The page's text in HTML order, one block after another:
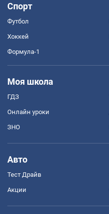
Спорт
Футбол
Хоккей
Формула-1
Моя школа
ГДЗ
Онлайн уроки
ЗНО
Авто
Тест Драйв
Акции